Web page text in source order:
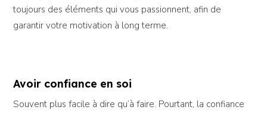
toujours des éléments qui vous passionnent, afin de
garantir votre motivation à long terme.
Avoir confiance en soi
Souvent plus facile à dire qu’à faire. Pourtant, la confiance